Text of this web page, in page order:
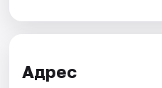
Адрес